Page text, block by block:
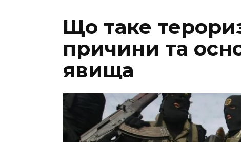
Що таке
причини та
явища